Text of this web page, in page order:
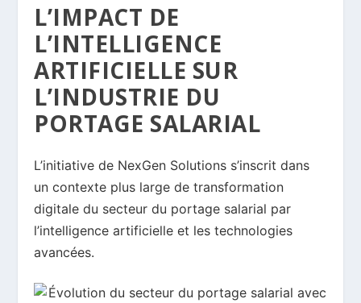
L’IMPACT DE
L’INTELLIGENCE
ARTIFICIELLE SUR
L’INDUSTRIE DU
PORTAGE SALARIAL
L’initiative de NexGen Solutions s’inscrit dans
un contexte plus large de transformation
digitale du secteur du portage salarial par
l’intelligence artificielle et les technologies
avancées.